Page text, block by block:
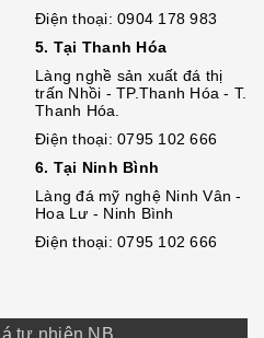
Điện thoại: 0904 178 983
5. Tại Thanh Hóa
Làng nghề sản xuất đá thị
trấn Nhồi - TP.Thanh Hóa - T.
Thanh Hóa.
Điện thoại: 0795 102 666
6. Tại Ninh Bình
Làng đá mỹ nghệ Ninh Vân -
Hoa Lư - Ninh Bình
Điện thoại: 0795 102 666
tự nhiên NB